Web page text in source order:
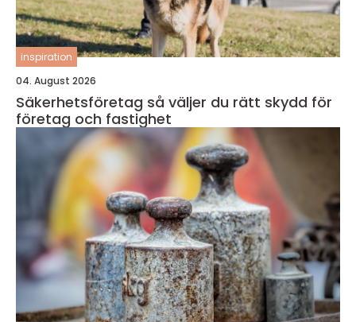
inspiration
04. August 2026
Säkerhetsföretag så väljer du rätt skydd för
företag och fastighet